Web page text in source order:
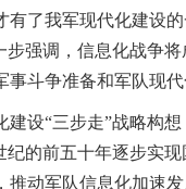
了我军现代化建设
强调，信息化战争
斗争准备和军队现代
“三步走”战略构想
的前五十年逐步实
动军队信息化加速发